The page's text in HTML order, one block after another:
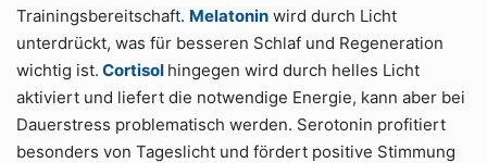
Trainingsbereitschaft. Melatonin wird durch Licht
unterdrückt, was für besseren Schlaf und Regeneration
wichtig ist. Cortisol hingegen wird durch helles Licht
aktiviert und liefert die notwendige Energie, kann aber bei
Dauerstress problematisch werden. Serotonin profitiert
besonders von Tageslicht und fördert positive Stimmung